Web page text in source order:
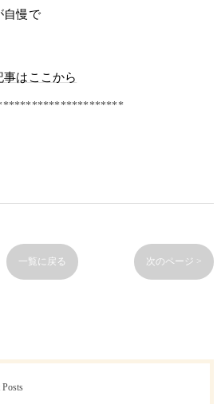
自慢で
はここから
一覧に戻る 次のページ >
Posts